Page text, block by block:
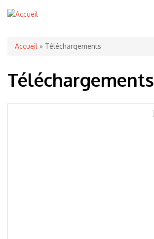
Vous êtes ici
Accueil » Téléchargements
Téléchargements